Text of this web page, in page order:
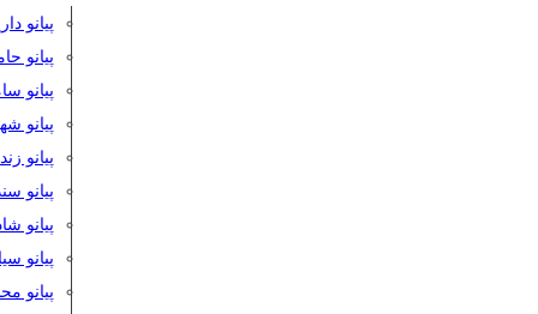
پیانو
پیانو
پیانو
پیانو
پیانو
پیانو
پیانو
پیانو
پیانو